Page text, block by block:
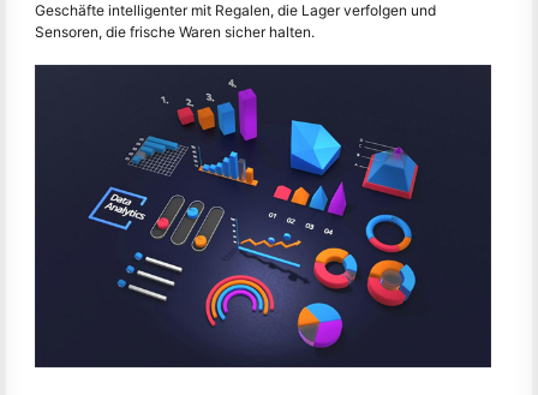
Geschäfte intelligenter mit Regalen, die Lager verfolgen und
Sensoren, die frische Waren sicher halten.